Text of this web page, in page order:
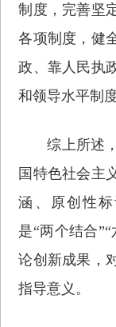
制度，完善坚
各项制度，健
政、靠人民执
和领导水平制
综上所述
国特色社会主
涵、原创性
是“两个结合
论创新成果，
指导意义。